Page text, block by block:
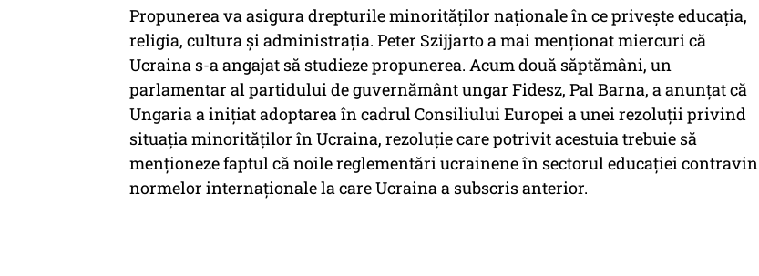
Propunerea va asigura drepturile minorităţilor naţionale în ce priveşte educaţia,
religia, cultura şi administraţia. Peter Szijjarto a mai menţionat miercuri că
Ucraina s-a angajat să studieze propunerea. Acum două săptămâni, un
parlamentar al partidului de guvernământ ungar Fidesz, Pal Barna, a anunţat că
Ungaria a iniţiat adoptarea în cadrul Consiliului Europei a unei rezoluţii privind
situaţia minorităţilor în Ucraina, rezoluţie care potrivit acestuia trebuie să
menţioneze faptul că noile reglementări ucrainene în sectorul educaţiei contravin
normelor internaţionale la care Ucraina a subscris anterior.